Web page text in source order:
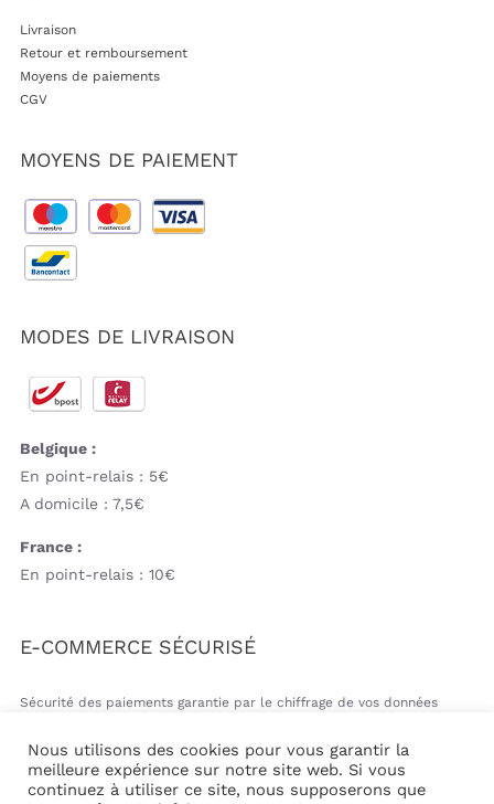
Livraison
Retour et remboursement
Moyens de paiements
CGV
MOYENS DE PAIEMENT
MODES DE LIVRAISON
Belgique :
En point-relais : 5€
A domicile : 7,5€
France :
En point-relais : 10€
E-COMMERCE SÉCURISÉ
Sécurité des paiements garantie par le chiffrage de vos données
Nous utilisons des cookies pour vous garantir la
meilleure expérience sur notre site web. Si vous
continuez à utiliser ce site, nous supposerons que